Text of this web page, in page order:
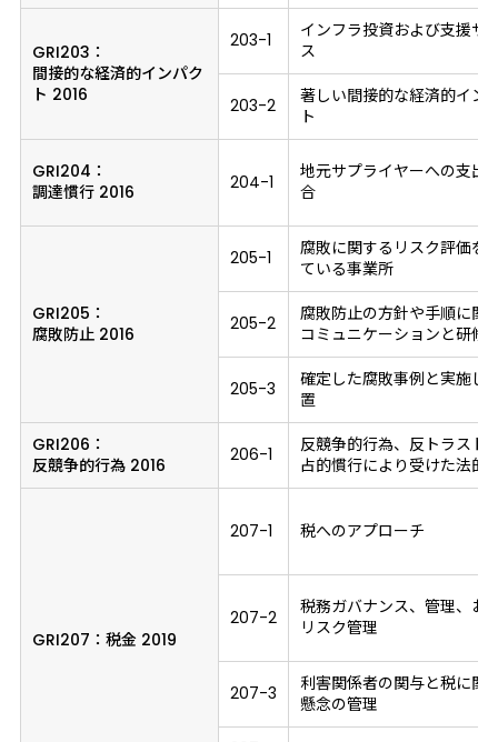
GRI203：
間接的な経済的インパク
ト 2016
203-1
インフラ投資および支援サ
ス
203-2
著しい間接的な経済的イン
ト
GRI204：
調達慣行 2016
204-1
地元サプライヤーへの支出
合
GRI205：
腐敗防止 2016
205-1
腐敗に関するリスク評価を
ている事業所
205-2
腐敗防止の方針や手順に関
コミュニケーションと研修
205-3
確定した腐敗事例と実施し
置
GRI206：
反競争的行為 2016
206-1
反競争的行為、反トラスト
占的慣行により受けた法的
GRI207： 税金 2019
207-1 税へのアプローチ
207-2
税務ガバナンス、管理、お
リスク管理
207-3
利害関係者の関与と税に関
懸念の管理